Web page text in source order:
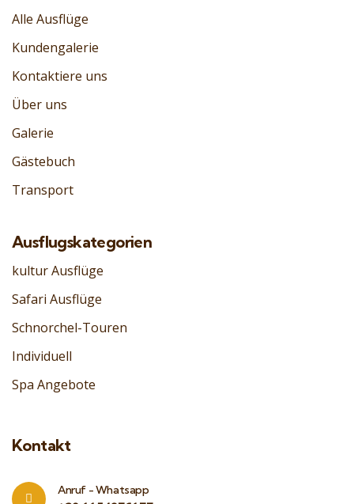
Alle Ausflüge
Kundengalerie
Kontaktiere uns
Über uns
Galerie
Gästebuch
Transport
Ausflugskategorien
kultur Ausflüge
Safari Ausflüge
Schnorchel-Touren
Individuell
Spa Angebote
Kontakt
Anruf - Whatsapp